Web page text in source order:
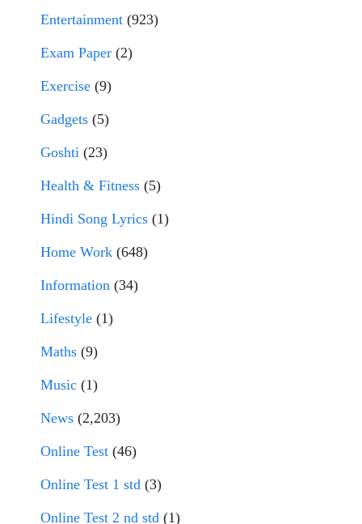
Entertainment (923)
Exam Paper (2)
Exercise (9)
Gadgets (5)
Goshti (23)
Health & Fitness (5)
Hindi Song Lyrics (1)
Home Work (648)
Information (34)
Lifestyle (1)
Maths (9)
Music (1)
News (2,203)
Online Test (46)
Online Test 1 std (3)
Online Test 2 nd std (1)